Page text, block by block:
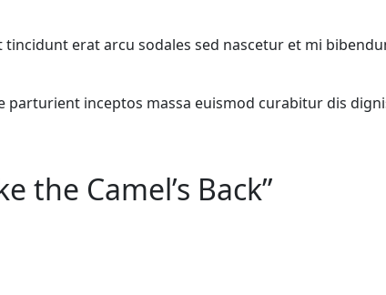
erat arcu sodales sed nascetur et mi
inceptos massa euismod curabitur dis
the Camel’s Back”